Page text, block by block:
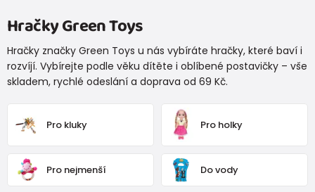
Hračky Green Toys
Hračky značky Green Toys u nás vybíráte hračky, které baví i
rozvíjí. Vybírejte podle věku dítěte i oblíbené postavičky – vše
skladem, rychlé odeslání a doprava od 69 Kč.
Pro kluky Pro holky
Pro nejmenší Do vody